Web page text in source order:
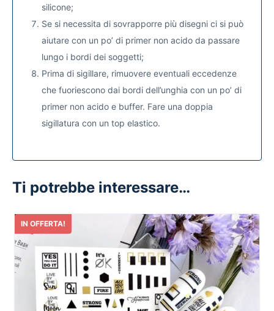
silicone;
Se si necessita di sovrapporre più disegni ci si può
aiutare con un po’ di primer non acido da passare
lungo i bordi dei soggetti;
Prima di sigillare, rimuovere eventuali eccedenze
che fuoriescono dai bordi dell’unghia con un po’ di
primer non acido e buffer. Fare una doppia
sigillatura con un top elastico.
Ti potrebbe interessare…
IN OFFERTA!